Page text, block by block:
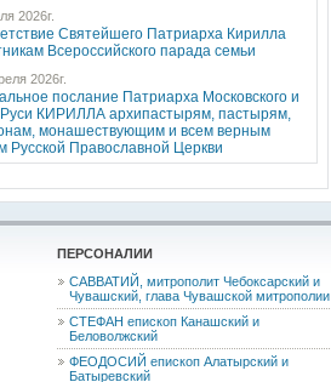
2026г.
Святейшего Патриарха Кирилла
Всероссийского парада семьи
2026г.
послание Патриарха Московского и
Руси КИРИЛЛА архипастырям, пастырям,
монашествующим и всем верным
Русской Православной Церкви
ПЕРСОНАЛИИ
САВВАТИЙ, митрополит Чебоксарский и
Чувашский, глава Чувашской митрополии
СТЕФАН епископ Канашский и
Беловолжский
ФЕОДОCИЙ епископ Алатырский и
Батыревский